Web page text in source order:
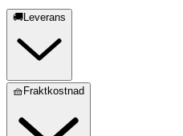
🚚Leverans
🧺Fraktkostnad